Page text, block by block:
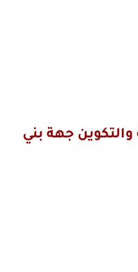
والتكوين جهة بني